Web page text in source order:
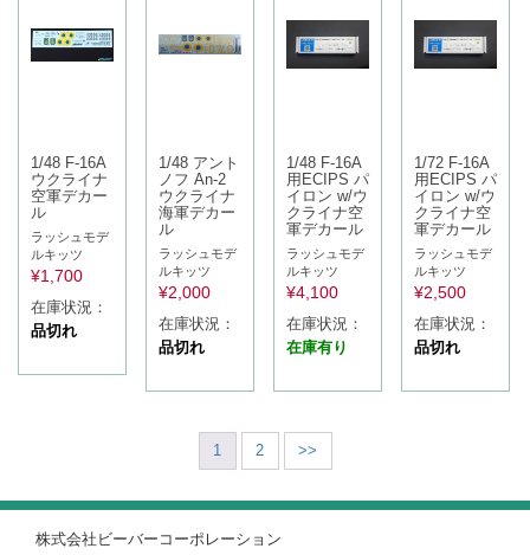
1/48 F-16A
ウクライナ
空軍デカー
ル
ラッシュモデ
ルキッツ
¥1,700
在庫状況：
品切れ
1/48 アント
ノフ An-2
ウクライナ
海軍デカー
ル
ラッシュモデ
ルキッツ
¥2,000
在庫状況：
品切れ
1/48 F-16A
用ECIPS パ
イロン w/ウ
クライナ空
軍デカール
ラッシュモデ
ルキッツ
¥4,100
在庫状況：
在庫有り
1/72 F-16A
用ECIPS パ
イロン w/ウ
クライナ空
軍デカール
ラッシュモデ
ルキッツ
¥2,500
在庫状況：
品切れ
1 2 >>
株式会社ビーバーコーポレーション